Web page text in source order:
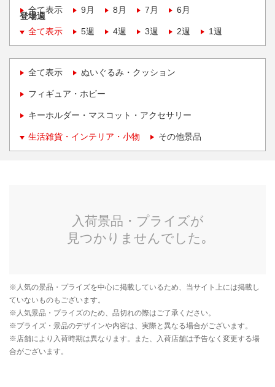
全て表示
9月 8月 7月 6月
登場週
全て表示
5週 4週 3週 2週 1週
全て表示 ぬいぐるみ・クッション
フィギュア・ホビー
キーホルダー・マスコット・アクセサリー
生活雑貨・インテリア・小物 その他景品